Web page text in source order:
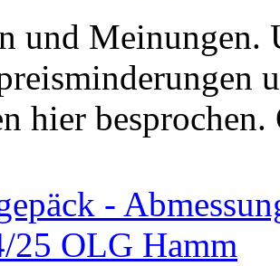
und Meinungen.
hier
-
25 OLG Hamm